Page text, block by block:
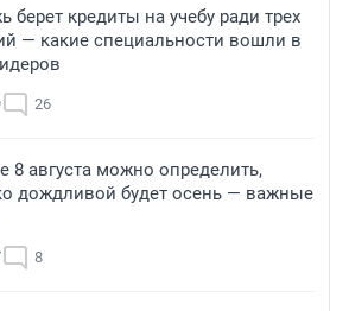
берет кредиты на учебу ради трех
— какие специальности вошли в
26
8 августа можно определить,
дождливой будет осень — важные
8